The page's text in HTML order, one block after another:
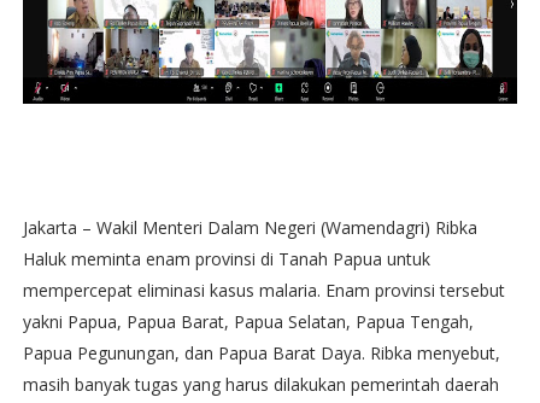
Jakarta – Wakil Menteri Dalam Negeri (Wamendagri) Ribka
Haluk meminta enam provinsi di Tanah Papua untuk
mempercepat eliminasi kasus malaria. Enam provinsi tersebut
yakni Papua, Papua Barat, Papua Selatan, Papua Tengah,
Papua Pegunungan, dan Papua Barat Daya. Ribka menyebut,
masih banyak tugas yang harus dilakukan pemerintah daerah